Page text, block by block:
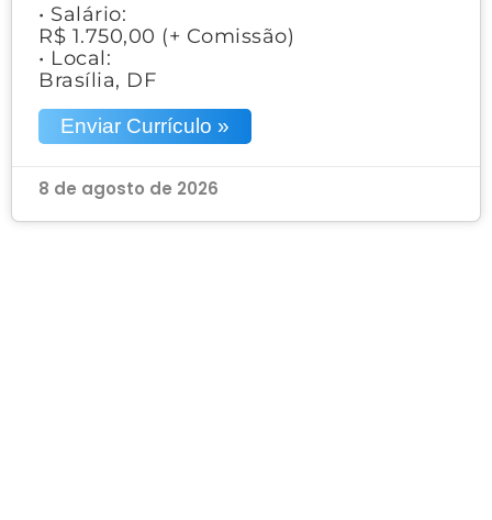
• Salário:
R$ 1.750,00 (+ Comissão)
• Local:
Brasília, DF
Enviar Currículo »
8 de agosto de 2026